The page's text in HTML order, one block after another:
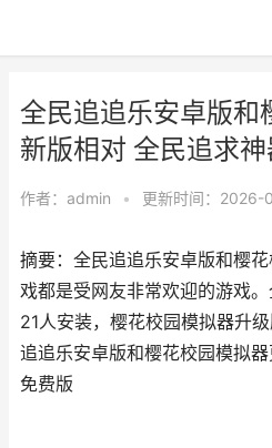
全民追追乐安卓版和
新版相对 全民追求
作者： admin • 更新时间：2026-
摘要：全民追追乐安卓版和樱
戏都是受网友非常欢迎的游戏
21人安装，樱花校园模拟器升
追追乐安卓版和樱花校园模拟
免费版